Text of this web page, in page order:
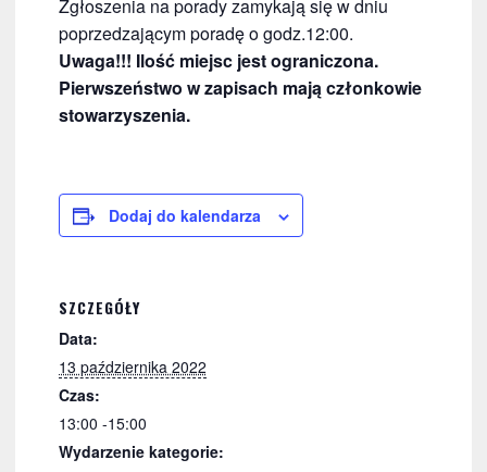
Zgłoszenia na porady zamykają się w dniu
poprzedzającym poradę o godz.12:00.
Uwaga!!! Ilość miejsc jest ograniczona.
Pierwszeństwo w zapisach mają członkowie
stowarzyszenia.
Dodaj do kalendarza
SZCZEGÓŁY
Data:
13 października 2022
Czas:
13:00 -15:00
Wydarzenie kategorie: